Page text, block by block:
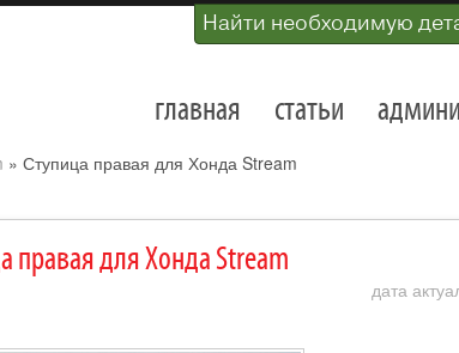
Найти необходимую
главная статьи
» Ступица правая для Хонда Stream
правая для Хонда Stream
дата